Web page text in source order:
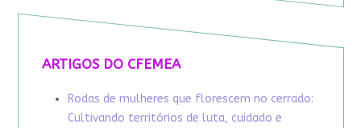
ARTIGOS DO CFEMEA
Rodas de mulheres que florescem no cerrado:
Cultivando territórios de luta, cuidado e